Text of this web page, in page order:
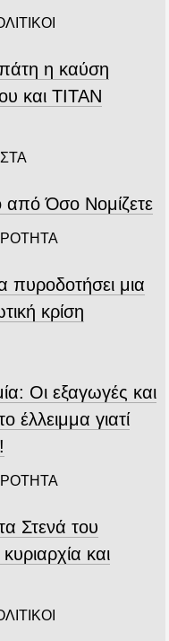
η καύση
και ΤΙΤΑΝ
από Όσο Νομίζετε
πυροδοτήσει μια
κρίση
Οι εξαγωγές και
έλλειμμα γιατί
Στενά του
και